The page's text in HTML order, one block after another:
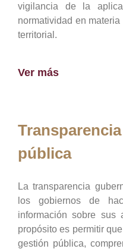
vigilancia de la
normatividad en
territorial.
Ver más
pública
La transparencia
los gobiernos de
información sobre sus
propósito es permitir
gestión pública,